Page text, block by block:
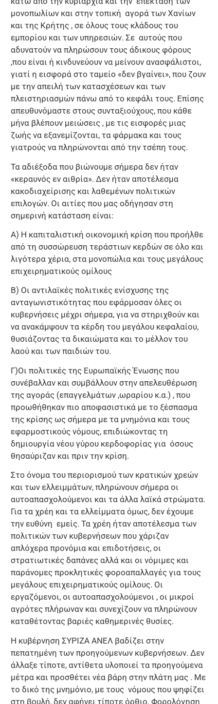
μονοπωλίων και στην τοπική αγορά των Χανίων
και της Κρήτης , σε όλους τους κλάδους του
εμπορίου και των υπηρεσιών. Σε αυτούς που
αδυνατούν να πληρώσουν τους άδικους φόρους
,που είναι ή κινδυνεύουν να μείνουν ανασφάλιστοι,
γιατί η εισφορά στο ταμείο «δεν βγαίνει», που ζουν
με την απειλή των κατασχέσεων και των
πλειστηριασμών πάνω από το κεφάλι τους. Επίσης
απευθυνόμαστε στους συνταξιούχους, που κάθε
μήνα βλέπουν μειώσεις , με τις εισφορές μιας
ζωής να εξανεμίζονται, τα φάρμακα και τους
γιατρούς να πληρώνονται από την τσέπη τους.
Τα αδιέξοδα που βιώνουμε σήμερα δεν ήταν
«κεραυνός εν αιθρία». Δεν ήταν αποτέλεσμα
κακοδιαχείρισης και λαθεμένων πολιτικών
επιλογών. Οι αιτίες που μας οδήγησαν στη
σημερινή κατάσταση είναι:
Α) Η καπιταλιστική οικονομική κρίση που προήλθε
από τη συσσώρευση τεράστιων κερδών σε όλο και
λιγότερα χέρια, στα μονοπώλια και τους μεγάλους
επιχειρηματικούς ομίλους
Β) Οι αντιλαϊκές πολιτικές ενίσχυσης της
ανταγωνιστικότητας που εφάρμοσαν όλες οι
κυβερνήσεις μέχρι σήμερα, για να στηριχθούν και
να ανακάμψουν τα κέρδη του μεγάλου κεφαλαίου,
θυσιάζοντας τα δικαιώματα και το μέλλον του
λαού και των παιδιών του.
Γ)Οι πολιτικές της Ευρωπαϊκής Ένωσης που
συνέβαλλαν και συμβάλλουν στην απελευθέρωση
της αγοράς (επαγγελμάτων ,ωραρίου κ.α.) , που
προωθήθηκαν πιο αποφασιστικά με το ξέσπασμα
της κρίσης ως σήμερα με τα μνημόνια και τους
εφαρμοστικούς νόμους, επιδιώκοντας τη
δημιουργία νέου γύρου κερδοφορίας για όσους
θησαύριζαν και πριν την κρίση.
Στο όνομα του περιορισμού των κρατικών χρεών
και των ελλειμμάτων, πληρώνουν σήμερα οι
αυτοαπασχολούμενοι και τα άλλα λαϊκά στρώματα.
Για τα χρέη και τα ελλείμματα όμως, δεν έχουμε
την ευθύνη εμείς. Τα χρέη ήταν αποτέλεσμα των
πολιτικών των κυβερνήσεων που χάριζαν
απλόχερα προνόμια και επιδοτήσεις, οι
στρατιωτικές δαπάνες αλλά και οι νόμιμες και
παράνομες προκλητικές φοροαπαλλαγές για τους
μεγάλους επιχειρηματικούς ομίλους. Οι
εργαζόμενοι, οι αυτοαπασχολούμενοι , οι μικροί
αγρότες πλήρωναν και συνεχίζουν να πληρώνουν
καταθέτοντας βαριές καθημερινές θυσίες.
Η κυβέρνηση ΣΥΡΙΖΑ ΑΝΕΛ βαδίζει στην
πεπατημένη των προηγούμενων κυβερνήσεων. Δεν
άλλαξε τίποτε, αντίθετα υλοποιεί τα προηγούμενα
μέτρα και προσθέτει νέα βάρη στην πλάτη μας . Με
το δικό της μνημόνιο, με τους νόμους που ψηφίζει
στη βουλή, δεν αφήνει τίποτε όρθιο. Φορολόγηση